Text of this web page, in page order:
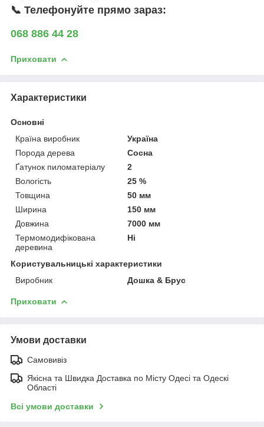
📞 Телефонуйте прямо зараз:
068 886 44 28
Приховати
Характеристики
Основні
Країна виробник
Україна
Порода дерева
Сосна
Ґатунок пиломатеріалу
2
Вологість
25 %
Товщина
50 мм
Ширина
150 мм
Довжина
7000 мм
Термомодифікована
деревина
Ні
Користувальницькі характеристики
Виробник
Дошка & Брус
Приховати
Умови доставки
Самовивіз
Якісна та Швидка Доставка по Місту Одесі та Одескі
Області
Всі умови доставки